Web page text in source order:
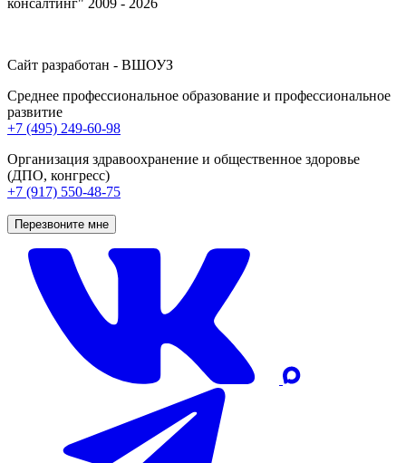
Сайт разработан - ВШОУЗ
Среднее профессиональное образование и профессиональное
развитие
+7 (495) 249-60-98
Организация здравоохранение и общественное здоровье
(ДПО, конгресс)
+7 (917) 550-48-75
Перезвоните мне